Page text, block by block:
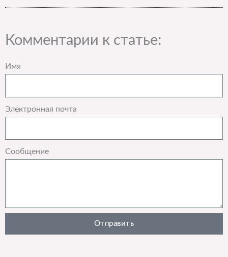
Комментарии к статье:
Имя
Электронная почта
Сообщение
Отправить